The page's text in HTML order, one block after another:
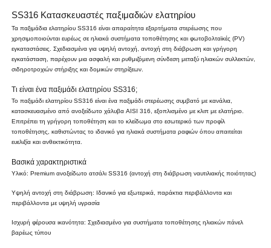
SS316 Κατασκευαστές παξιμαδιών ελατηρίου
Τα παξιμάδια ελατηρίου SS316 είναι απαραίτητα εξαρτήματα στερέωσης που
χρησιμοποιούνται ευρέως σε ηλιακά συστήματα τοποθέτησης και φωτοβολταϊκές (PV)
εγκαταστάσεις. Σχεδιασμένα για υψηλή αντοχή, αντοχή στη διάβρωση και γρήγορη
εγκατάσταση, παρέχουν μια ασφαλή και ρυθμιζόμενη σύνδεση μεταξύ ηλιακών συλλεκτών,
σιδηροτροχιών στήριξης και δομικών στηρίξεων.
Τι είναι ένα παξιμάδι ελατηρίου SS316;
Το παξιμάδι ελατηρίου SS316 είναι ένα παξιμάδι στερέωσης συμβατό με κανάλια,
κατασκευασμένο από ανοξείδωτο χάλυβα AISI 316, εξοπλισμένο με κλιπ με ελατήριο.
Επιτρέπει τη γρήγορη τοποθέτηση και το κλείδωμα στο εσωτερικό των προφίλ
τοποθέτησης, καθιστώντας το ιδανικό για ηλιακά συστήματα ραφιών όπου απαιτείται
ευελιξία και ανθεκτικότητα.
Βασικά χαρακτηριστικά
Υλικό: Premium ανοξείδωτο ατσάλι SS316 (αντοχή στη διάβρωση ναυτιλιακής ποιότητας)
Υψηλή αντοχή στη διάβρωση: Ιδανικό για εξωτερικά, παράκτια περιβάλλοντα και
περιβάλλοντα με υψηλή υγρασία
Ισχυρή φέρουσα ικανότητα: Σχεδιασμένο για συστήματα τοποθέτησης ηλιακών πάνελ
βαρέως τύπου